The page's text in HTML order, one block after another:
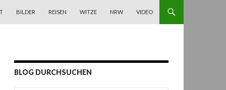
BILDER REISEN WITZE NRW VIDEO
BLOG DURCHSUCHEN